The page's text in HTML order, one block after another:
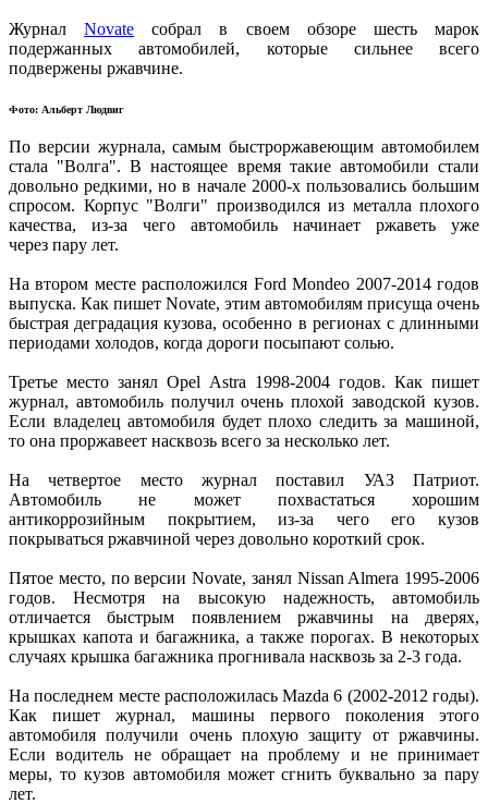
ЖурналNovate собрал в своем обзоре шесть марок
подержанных автомобилей, которые сильнее всего
подвержены ржавчине.
Фото: Альберт Людвиг
По версии журнала, самым быстроржавеющим автомобилем
стала "Волга". В настоящее время такие автомобили стали
довольно редкими, но в начале 2000-х пользовались большим
спросом. Корпус "Волги" производился из металла плохого
качества, из-за чего автомобиль начинает ржаветь уже
через пару лет.
На втором месте расположился Ford Mondeo 2007-2014 годов
выпуска. Как пишет Novate, этим автомобилям присуща очень
быстрая деградация кузова, особенно в регионах с длинными
периодами холодов, когда дороги посыпают солью.
Третье место занял Opel Astra 1998-2004 годов. Как пишет
журнал, автомобиль получил очень плохой заводской кузов.
Если владелец автомобиля будет плохо следить за машиной,
то она проржавеет насквозь всего за несколько лет.
На четвертое место журнал поставил УАЗ Патриот.
Автомобиль не может похвастаться хорошим
антикоррозийным покрытием, из-за чего его кузов
покрываться ржавчиной через довольно короткий срок.
Пятое место, по версии Novate, занял Nissan Almera 1995-2006
годов. Несмотря на высокую надежность, автомобиль
отличается быстрым появлением ржавчины на дверях,
крышках капота и багажника, а также порогах. В некоторых
случаях крышка багажника прогнивала насквозь за 2-3 года.
На последнем месте расположилась Mazda 6 (2002-2012 годы).
Как пишет журнал, машины первого поколения этого
автомобиля получили очень плохую защиту от ржавчины.
Если водитель не обращает на проблему и не принимает
меры, то кузов автомобиля может сгнить буквально за пару
лет.